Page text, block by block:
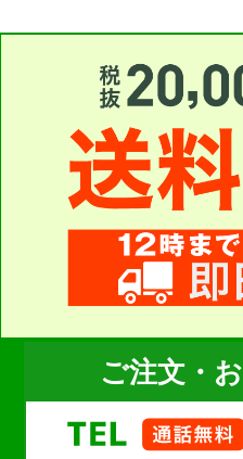
お買い物を続ける
ご注文・